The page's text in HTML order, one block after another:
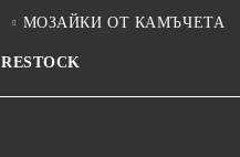
МОЗАЙКИ ОТ КАМЪЧЕТА
RESTOCK